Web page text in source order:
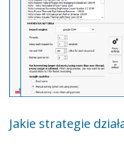
Jakie strategie